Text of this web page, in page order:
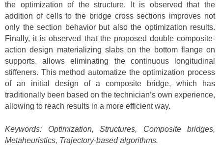
the optimization of the structure. It is observed that the
addition of cells to the bridge cross sections improves not
only the section behavior but also the optimization results.
Finally, it is observed that the proposed double composite‐
action design materializing slabs on the bottom flange on
supports, allows eliminating the continuous longitudinal
stiffeners. This method automatize the optimization process
of an initial design of a composite bridge, which has
traditionally been based on the technician’s own experience,
allowing to reach results in a more efficient way.
Keywords: Optimization, Structures, Composite bridges,
Metaheuristics, Trajectory‐based algorithms.